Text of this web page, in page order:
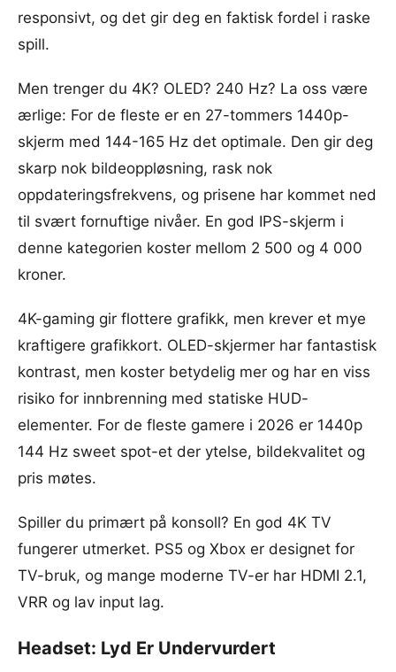
responsivt, og det gir deg en faktisk fordel i raske
spill.
Men trenger du 4K? OLED? 240 Hz? La oss være
ærlige: For de fleste er en 27-tommers 1440p-
skjerm med 144-165 Hz det optimale. Den gir deg
skarp nok bildeoppløsning, rask nok
oppdateringsfrekvens, og prisene har kommet ned
til svært fornuftige nivåer. En god IPS-skjerm i
denne kategorien koster mellom 2 500 og 4 000
kroner.
4K-gaming gir flottere grafikk, men krever et mye
kraftigere grafikkort. OLED-skjermer har fantastisk
kontrast, men koster betydelig mer og har en viss
risiko for innbrenning med statiske HUD-
elementer. For de fleste gamere i 2026 er 1440p
144 Hz sweet spot-et der ytelse, bildekvalitet og
pris møtes.
Spiller du primært på konsoll? En god 4K TV
fungerer utmerket. PS5 og Xbox er designet for
TV-bruk, og mange moderne TV-er har HDMI 2.1,
VRR og lav input lag.
Headset: Lyd Er Undervurdert